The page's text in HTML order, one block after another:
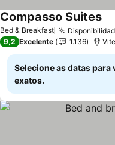
Bed & Breakfast
Compasso Suites
9,2 Excelente 1.136
Selecione as datas para
exatos.